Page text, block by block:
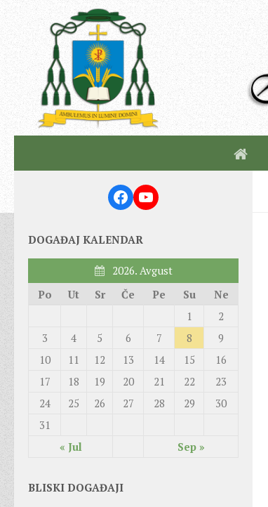
Facebook
YouTube
DOGAĐAJ KALENDAR
2026. Avgust
Po
Ut Sr Če Pe Su Ne
« Jul Sep »
1
2
3
4 5 6 7 8
9
10
11 12 13 14 15
16
17
18 19 20 21 22
23
24
25 26 27 28 29
30
31
BLISKI DOGAĐAJI